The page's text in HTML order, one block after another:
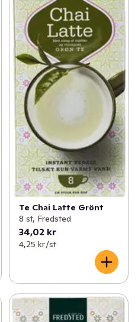
Te Chai Latte Grönt
8 st, Fredsted
34,02 kr
4,25 kr /st